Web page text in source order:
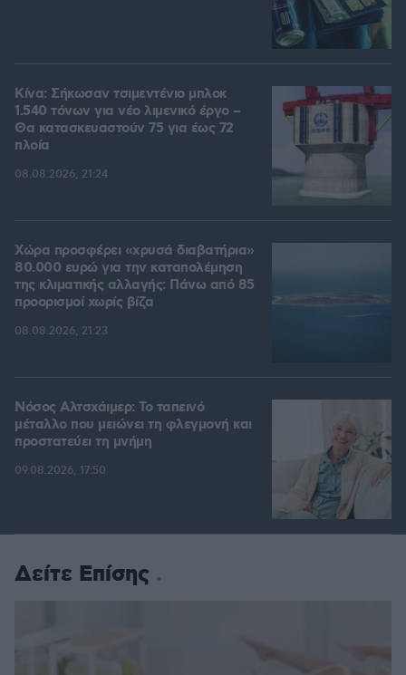
Κίνα: Σήκωσαν τσιμεντένιο μπλοκ
1.540 τόνων για νέο λιμενικό έργο –
Θα κατασκευαστούν 75 για έως 72
πλοία
08.08.2026, 21:24
Χώρα προσφέρει «χρυσά διαβατήρια»
80.000 ευρώ για την καταπολέμηση
της κλιματικής αλλαγής: Πάνω από 85
προορισμοί χωρίς βίζα
08.08.2026, 21:23
Νόσος Αλτσχάιμερ: Το ταπεινό
μέταλλο που μειώνει τη φλεγμονή και
προστατεύει τη μνήμη
09.08.2026, 17:50
Δείτε Επίσης